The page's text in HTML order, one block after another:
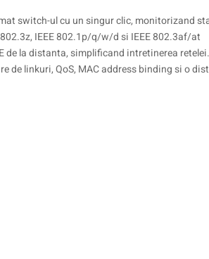
switch-ul cu un singur clic, monitorizand
802.3z, IEEE 802.1p/q/w/d si IEEE 802.3af/at
de la distanta, simplificand intretinerea retelei.
linkuri, QoS, MAC address binding si o